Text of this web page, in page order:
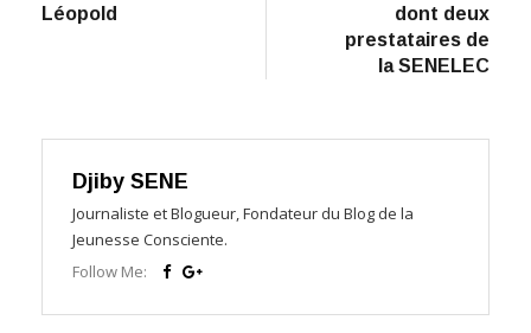
Léopold
dont deux
prestataires de
la SENELEC
Djiby SENE
Journaliste et Blogueur, Fondateur du Blog de la
Jeunesse Consciente.
Follow Me: